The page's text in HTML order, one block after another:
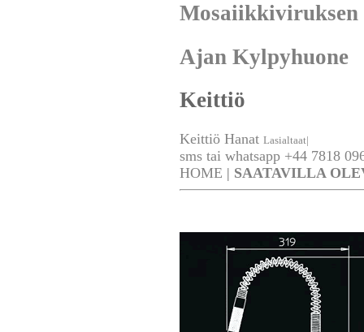
Mosaiikkiviruksen
Ajan Kylpyhuone
Keittiö
Keittiö Hanat Lasialtaat|
sms tai whatsapp +44 7818
HOME | SAATAVILLA